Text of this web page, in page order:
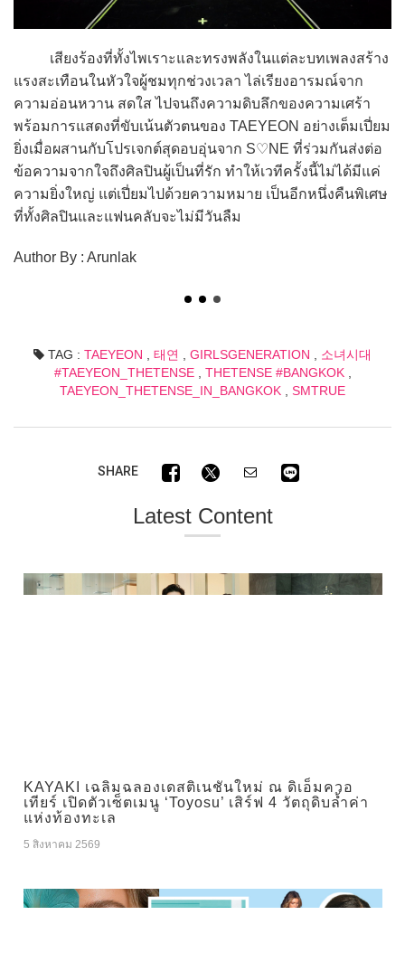
เสียงร้องที่ทั้งไพเราะและทรงพลังในแต่ละบทเพลงสร้าง
แรงสะเทือนในหัวใจผู้ชมทุกช่วงเวลา ไล่เรียงอารมณ์จาก
ความอ่อนหวาน สดใส ไปจนถึงความดิบลึกของความเศร้า
พร้อมการแสดงที่ขับเน้นตัวตนของ TAEYEON อย่างเต็มเปี่ยม
ยิ่งเมื่อผสานกับโปรเจกต์สุดอบอุ่นจาก S♡NE ที่ร่วมกันส่งต่อ
ข้อความจากใจถึงศิลปินผู้เป็นที่รัก ทำให้เวทีครั้งนี้ไม่ได้มีแค่
ความยิ่งใหญ่ แต่เปี่ยมไปด้วยความหมาย เป็นอีกหนึ่งคืนพิเศษ
ที่ทั้งศิลปินและแฟนคลับจะไม่มีวันลืม
Author By : Arunlak
TAG : TAEYEON 태연 GIRLSGENERATION
소녀시대
#TAEYEON_THETENSE, THETENSE #BANGKOK,
TAEYEON_THETENSE_IN_BANGKOK
SMTRUE
SHARE
Latest Content
KAYAKI เฉลิมฉลองเดสติเนชันใหม่ ณ ดิเอ็มควอ
เทียร์ เปิดตัวเซ็ตเมนู ‘Toyosu’ เสิร์ฟ 4 วัตถุดิบล้ำค่า
แห่งท้องทะเล
5 สิงหาคม 2569